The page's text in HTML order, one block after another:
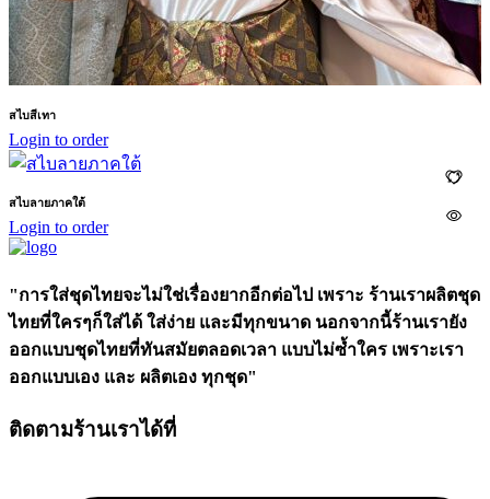
สไบสีเทา
Login to order
สไบลายภาคใต้
Login to order
"การใส่ชุดไทยจะไม่ใช่เรื่องยากอีกต่อไป เพราะ ร้านเราผลิตชุด
ไทยที่ใครๆก็ใส่ได้ ใส่ง่าย และมีทุกขนาด นอกจากนี้ร้านเรายัง
ออกแบบชุดไทยที่ทันสมัยตลอดเวลา แบบไม่ซ้ำใคร เพราะเรา
ออกแบบเอง และ ผลิตเอง ทุกชุด"
ติดตามร้านเราได้ที่